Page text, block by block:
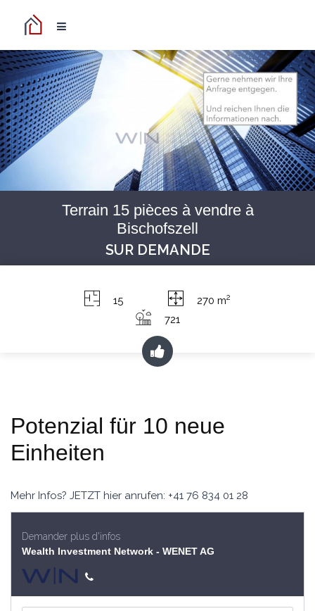
Terrain 15 pièces à vendre à
Bischofszell
SUR DEMANDE
15 270 m2
721
Potenzial für 10 neue
Einheiten
Mehr Infos? JETZT hier anrufen: +41 76 834 01 28
Demander plus d'infos
Wealth Investment Network - WENET AG